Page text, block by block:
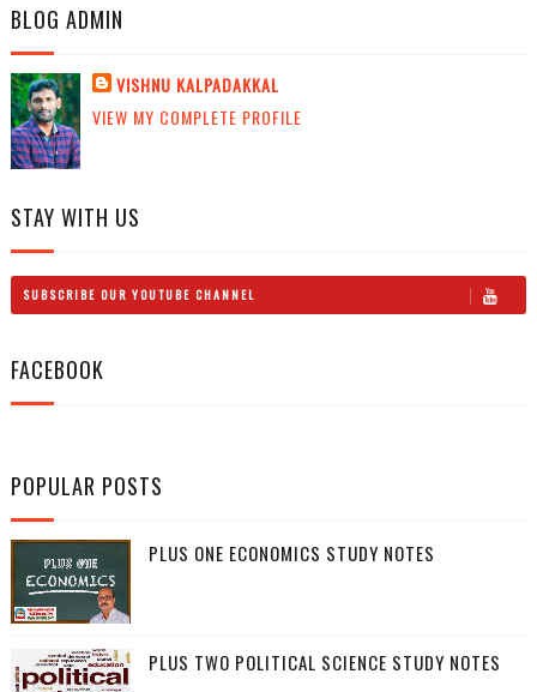
BLOG ADMIN
VISHNU KALPADAKKAL
VIEW MY COMPLETE PROFILE
STAY WITH US
SUBSCRIBE OUR YOUTUBE CHANNEL
FACEBOOK
POPULAR POSTS
PLUS ONE ECONOMICS STUDY NOTES
PLUS TWO POLITICAL SCIENCE STUDY NOTES